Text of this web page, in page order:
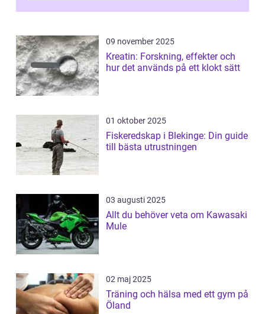
09 november 2025
Kreatin: Forskning, effekter och
hur det används på ett klokt sätt
01 oktober 2025
Fiskeredskap i Blekinge: Din guide
till bästa utrustningen
03 augusti 2025
Allt du behöver veta om Kawasaki
Mule
02 maj 2025
Träning och hälsa med ett gym på
Öland